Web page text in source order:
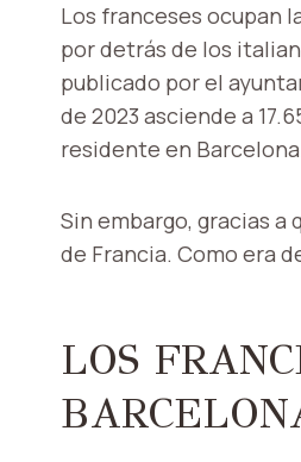
Los franceses ocupan
por detrás de los
publicado por el
de 2023 asciende a
residente en
Sin embargo, gracias
de Francia. Como era
LOS